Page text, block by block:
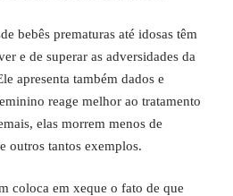
bebês prematuras até idosas têm
e de superar as adversidades da
apresenta também dados e
reage melhor ao tratamento
elas morrem menos de
outros tantos exemplos.
coloca em xeque o fato de que